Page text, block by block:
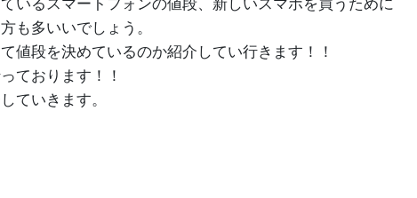
いるスマートフォンの値段、新しいスマホを買うために
も多いいでしょう。
値段を決めているのか紹介してい行きます！！
ております！！
ていきます。